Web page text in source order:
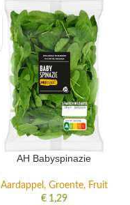
AH Babyspinazie
Aardappel, Groente, Fruit
€1,29